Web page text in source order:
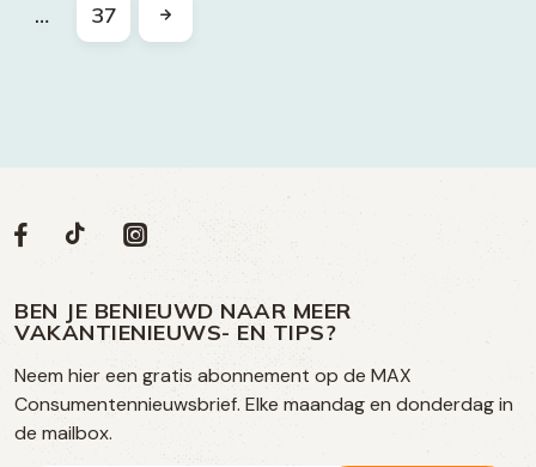
… 37
Volg
op
social
media
Social
Volg
op
Facebook
Volg
op
TikTok
Volg
op
Instagram
BEN JE BENIEUWD NAAR MEER
VAKANTIENIEUWS- EN TIPS?
Neem hier een gratis abonnement op de MAX
Consumentennieuwsbrief. Elke maandag en donderdag in
de mailbox.